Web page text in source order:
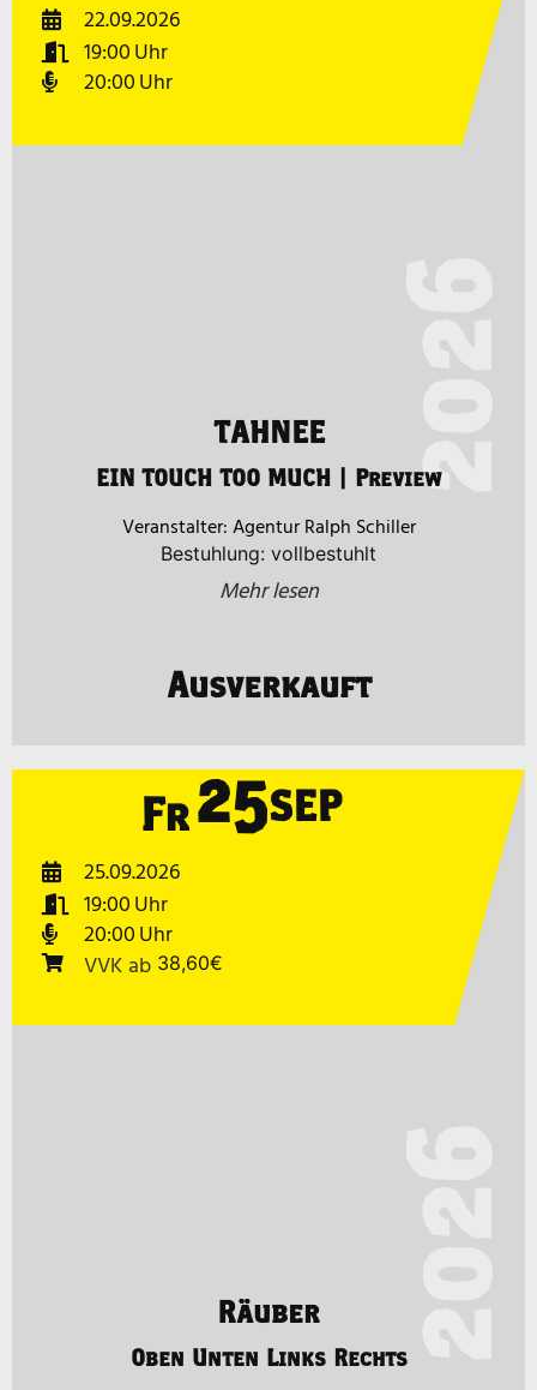
22.09.2026
19:00
20:00
TAHNEE
EIN TOUCH TOO MUCH | Preview
Agentur Ralph Schiller
Bestuhlung: vollbestuhlt
Mehr lesen
Ausverkauft
Fr25SEP
25.09.2026
19:00
20:00
VVK ab 38,60€
Räuber
Oben Unten Links Rechts